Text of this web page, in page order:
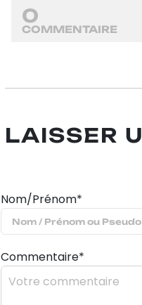
0
COMMENTAIRE
LAISSER
Nom/Prénom*
Commentaire*